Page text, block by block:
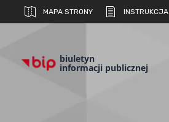
MAPA STRONY INSTRUKCJA
biuletyn
informacji publicznej